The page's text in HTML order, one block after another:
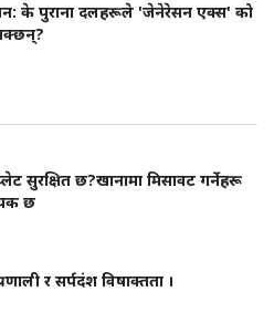
के पुराना दलहरूले 'जेनेरेसन एक्स' को
सुरक्षित छ?खानामा मिसावट गर्नेहरू
छ
र सर्पदंश विषाक्तता ।